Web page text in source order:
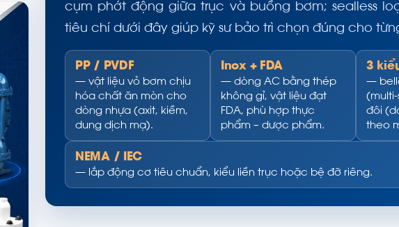
cụm phớt động giữa trục và buồng bơm; sealless
tiêu chí dưới đây giúp kỹ sư bảo trì chọn đúng cho
PP / PVDF
— vật liệu vỏ bơm chịu
hóa chất ăn mòn cho
dòng nhựa (axit, kiềm,
dung dịch mạ).
Inox + FDA
— dòng AC bằng thép
không gỉ, vật liệu đạt
FDA, phù hợp thực
phẩm – dược phẩm.
3
—
đôi
theo
NEMA / IEC
— lắp động cơ tiêu chuẩn, kiểu liền trục hoặc bệ đỡ riêng.